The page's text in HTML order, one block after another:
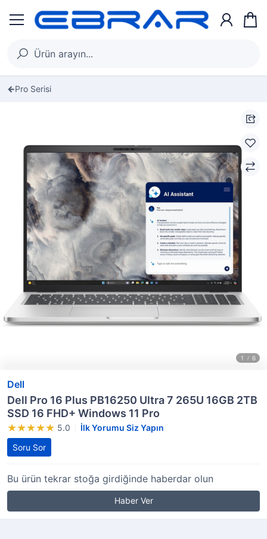
Pro Serisi
Dell
Dell Pro 16 Plus PB16250 Ultra 7 265U 16GB 2TB
SSD 16 FHD+ Windows 11 Pro
5.0
İlk Yorumu Siz Yapın
Soru Sor
Bu ürün tekrar stoğa girdiğinde haberdar olun
Haber Ver